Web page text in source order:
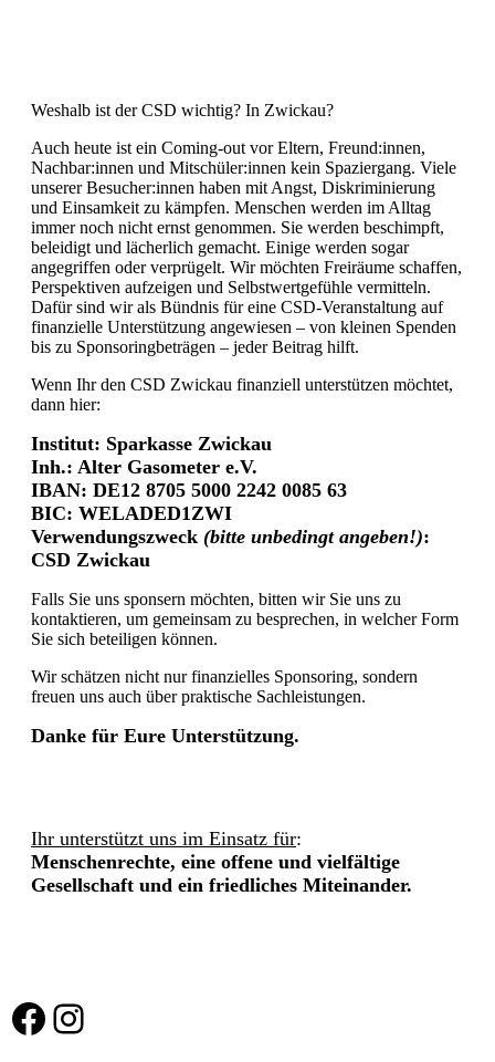
Weshalb ist der CSD wichtig? In Zwickau?
Auch heute ist ein Coming-out vor Eltern, Freund:innen,
Nachbar:innen und Mitschüler:innen kein Spaziergang. Viele
unserer Besucher:innen haben mit Angst, Diskriminierung
und Einsamkeit zu kämpfen. Menschen werden im Alltag
immer noch nicht ernst genommen. Sie werden beschimpft,
beleidigt und lächerlich gemacht. Einige werden sogar
angegriffen oder verprügelt. Wir möchten Freiräume schaffen,
Perspektiven aufzeigen und Selbstwertgefühle vermitteln.
Dafür sind wir als Bündnis für eine CSD-Veranstaltung auf
finanzielle Unterstützung angewiesen – von kleinen Spenden
bis zu Sponsoringbeträgen – jeder Beitrag hilft.
Wenn Ihr den CSD Zwickau finanziell unterstützen möchtet,
dann hier:
Institut: Sparkasse Zwickau
Inh.: Alter Gasometer e.V.
IBAN: DE12 8705 5000 2242 0085 63
BIC: WELADED1ZWI
Verwendungszweck (bitte unbedingt angeben!):
CSD Zwickau
Falls Sie uns sponsern möchten, bitten wir Sie uns zu
kontaktieren, um gemeinsam zu besprechen, in welcher Form
Sie sich beteiligen können.
Wir schätzen nicht nur finanzielles Sponsoring, sondern
freuen uns auch über praktische Sachleistungen.
Danke für Eure Unterstützung.
Ihr unterstützt uns im Einsatz für:
Menschenrechte, eine offene und vielfältige
Gesellschaft und ein friedliches Miteinander.
Facebook
Instagram